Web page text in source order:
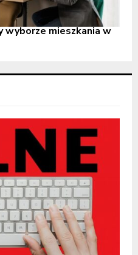
wyborze mieszkania w